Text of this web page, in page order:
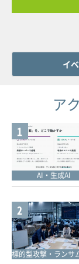
イ
ア
1
AI・生成AI
2